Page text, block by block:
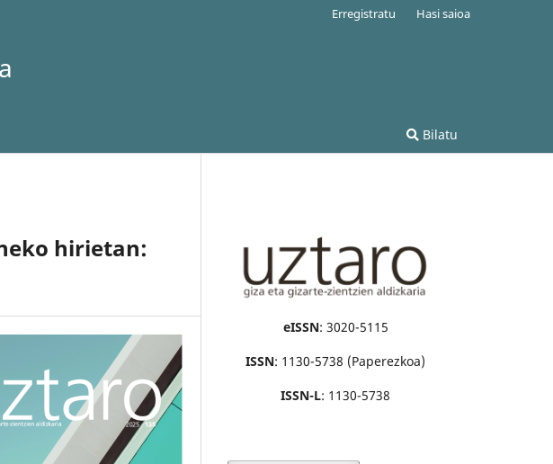
Bilatu
Erregistratu Hasi saioa
hirietan:
eISSN: 3020-5115
ISSN: 1130-5738 (Paperezkoa)
ISSN-L: 1130-5738